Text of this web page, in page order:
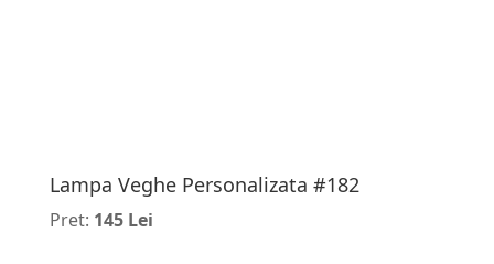
Lampa Veghe Personalizata #182
Pret: 145 Lei